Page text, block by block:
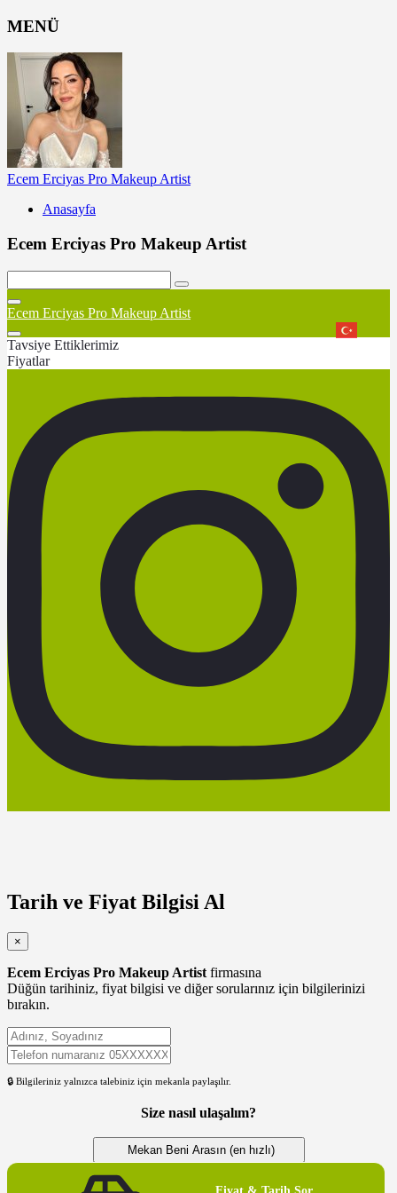
MENÜ
Ecem Erciyas Pro Makeup Artist
Anasayfa
Ecem Erciyas Pro Makeup Artist
Ecem Erciyas Pro Makeup Artist
Tavsiye Ettiklerimiz
Fiyatlar
Tarih ve Fiyat Bilgisi Al
×
Ecem Erciyas Pro Makeup Artist firmasına
Düğün tarihiniz, fiyat bilgisi ve diğer sorularınız için bilgilerinizi
bırakın.
🔒 Bilgileriniz yalnızca talebiniz için mekanla paylaşılır.
Size nasıl ulaşalım?
Mekan Beni Arasın (en hızlı)
WhatsApp’tan Yazsın (en kolay)